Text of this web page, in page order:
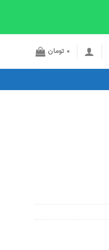
0 تومان